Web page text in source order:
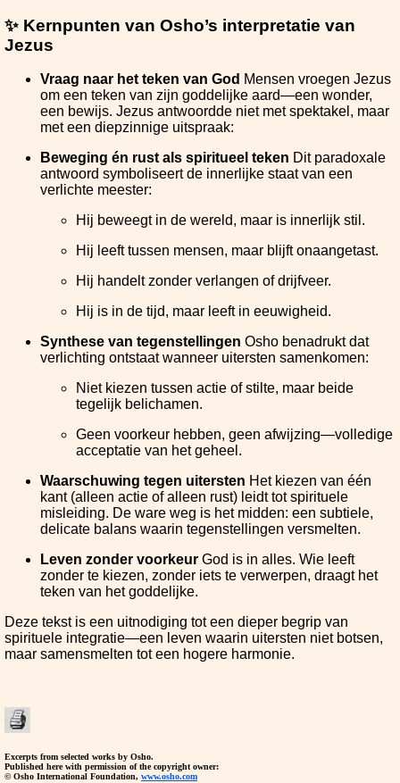
✨ Kernpunten van Osho’s interpretatie van
Jezus
Vraag naar het teken van God Mensen vroegen Jezus
om een teken van zijn goddelijke aard—een wonder,
een bewijs. Jezus antwoordde niet met spektakel, maar
met een diepzinnige uitspraak:
Beweging én rust als spiritueel teken Dit paradoxale
antwoord symboliseert de innerlijke staat van een
verlichte meester:
Hij beweegt in de wereld, maar is innerlijk stil.
Hij leeft tussen mensen, maar blijft onaangetast.
Hij handelt zonder verlangen of drijfveer.
Hij is in de tijd, maar leeft in eeuwigheid.
Synthese van tegenstellingen Osho benadrukt dat
verlichting ontstaat wanneer uitersten samenkomen:
Niet kiezen tussen actie of stilte, maar beide
tegelijk belichamen.
Geen voorkeur hebben, geen afwijzing—volledige
acceptatie van het geheel.
Waarschuwing tegen uitersten Het kiezen van één
kant (alleen actie of alleen rust) leidt tot spirituele
misleiding. De ware weg is het midden: een subtiele,
delicate balans waarin tegenstellingen versmelten.
Leven zonder voorkeur God is in alles. Wie leeft
zonder te kiezen, zonder iets te verwerpen, draagt het
teken van het goddelijke.
Deze tekst is een uitnodiging tot een dieper begrip van
spirituele integratie—een leven waarin uitersten niet botsen,
maar samensmelten tot een hogere harmonie.
Excerpts from selected works by Osho.
Published here with permission of the copyright owner:
© Osho International Foundation, www.osho.com